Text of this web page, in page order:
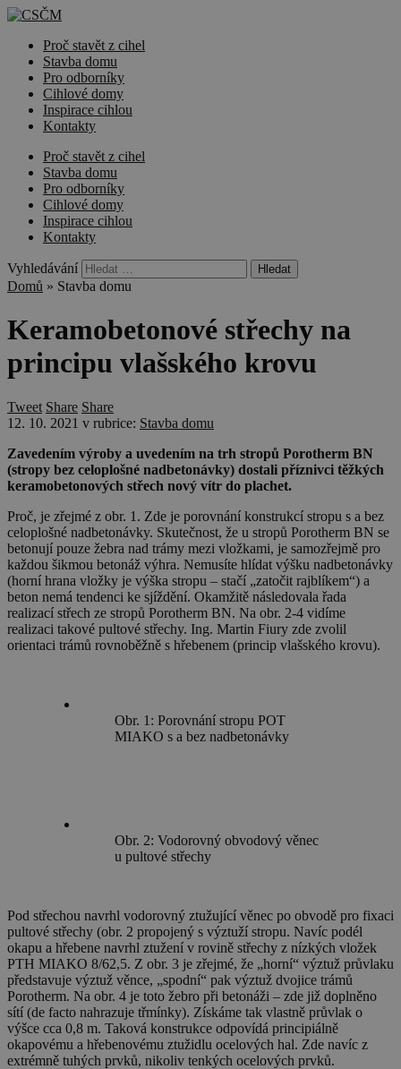
Proč stavět z cihel
Stavba domu
Pro odborníky
Cihlové domy
Inspirace cihlou
Kontakty
Proč stavět z cihel
Stavba domu
Pro odborníky
Cihlové domy
Inspirace cihlou
Kontakty
Vyhledávání
Domů » Stavba domu
Keramobetonové střechy na
principu vlašského krovu
Tweet Share Share
12. 10. 2021 v rubrice: Stavba domu
Zavedením výroby a uvedením na trh stropů Porotherm BN
(stropy bez celoplošné nadbetonávky) dostali příznivci těžkých
keramobetonových střech nový vítr do plachet.
Proč, je zřejmé z obr. 1. Zde je porovnání konstrukcí stropu s a bez
celoplošné nadbetonávky. Skutečnost, že u stropů Porotherm BN se
betonují pouze žebra nad trámy mezi vložkami, je samozřejmě pro
každou šikmou betonáž výhra. Nemusíte hlídat výšku nadbetonávky
(horní hrana vložky je výška stropu – stačí „zatočit rajblíkem“) a
beton nemá tendenci ke sjíždění. Okamžitě následovala řada
realizací střech ze stropů Porotherm BN. Na obr. 2-4 vidíme
realizaci takové pultové střechy. Ing. Martin Fiury zde zvolil
orientaci trámů rovnoběžně s hřebenem (princip vlašského krovu).
Obr. 1: Porovnání stropu POT
MIAKO s a bez nadbetonávky
Obr. 2: Vodorovný obvodový věnec
u pultové střechy
Pod střechou navrhl vodorovný ztužující věnec po obvodě pro fixaci
pultové střechy (obr. 2 propojený s výztuží stropu. Navíc podél
okapu a hřebene navrhl ztužení v rovině střechy z nízkých vložek
PTH MIAKO 8/62,5. Z obr. 3 je zřejmé, že „horní“ výztuž průvlaku
představuje výztuž věnce, „spodní“ pak výztuž dvojice trámů
Porotherm. Na obr. 4 je toto žebro při betonáži – zde již doplněno
sítí (de facto nahrazuje třmínky). Získáme tak vlastně průvlak o
výšce cca 0,8 m. Taková konstrukce odpovídá principiálně
okapovému a hřebenovému ztužidlu ocelových hal. Zde navíc z
extrémně tuhých prvků, nikoliv tenkých ocelových prvků.